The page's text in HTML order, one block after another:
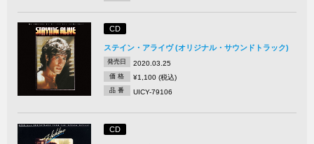
CD
ステイン・アライヴ (オリジナル・サウンドトラック)
発売日 2020.03.25
価 格 ¥1,100 (税込)
品 番 UICY-79106
CD